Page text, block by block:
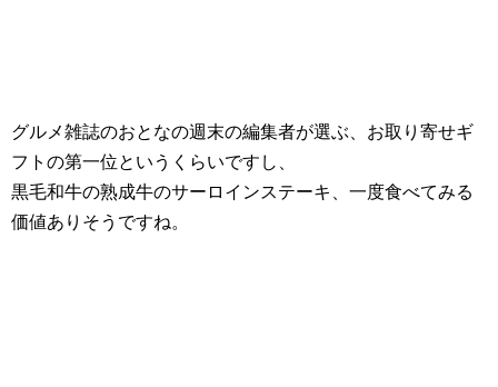
グルメ雑誌のおとなの週末の編集者が選ぶ、お取り寄せギ
フトの第一位というくらいですし、
黒毛和牛の熟成牛のサーロインステーキ、一度食べてみる
価値ありそうですね。